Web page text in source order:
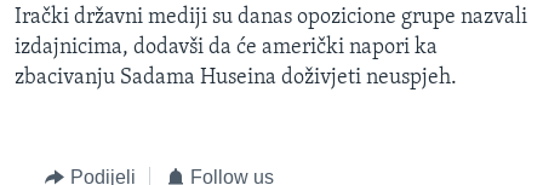
PRATITE NAS
Jezici
Irački državni mediji su danas opozicione grupe nazvali
izdajnicima, dodavši da će američki napori ka
zbacivanju Sadama Huseina doživjeti neuspjeh.
Podijeli Follow us